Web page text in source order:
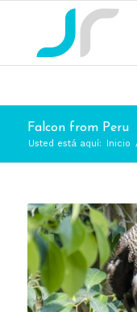
Falcon from Peru
Usted está aquí: Inicio